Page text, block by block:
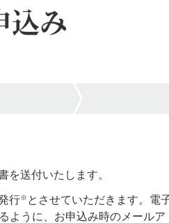
込み
を送付いたします。
行※ とさせていただきます。電
うに、お申込み時のメールア